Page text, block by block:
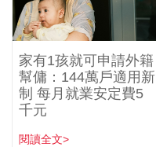
家有1孩就可申請外籍
幫傭：144萬戶適用新
制 每月就業安定費5
千元
閱讀全文>